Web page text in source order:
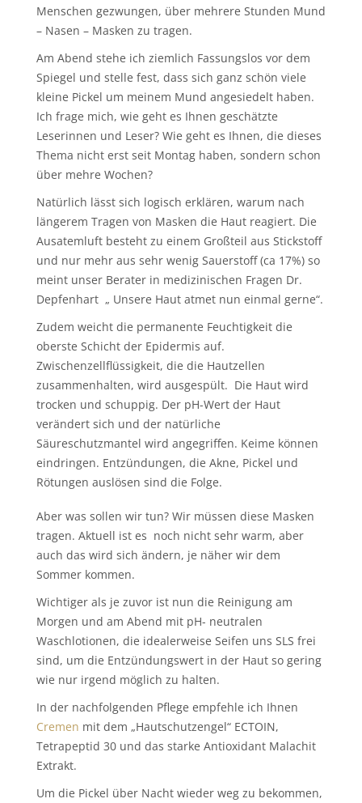
Menschen gezwungen, über mehrere Stunden Mund
– Nasen – Masken zu tragen.
Am Abend stehe ich ziemlich Fassungslos vor dem
Spiegel und stelle fest, dass sich ganz schön viele
kleine Pickel um meinem Mund angesiedelt haben.
Ich frage mich, wie geht es Ihnen geschätzte
Leserinnen und Leser? Wie geht es Ihnen, die dieses
Thema nicht erst seit Montag haben, sondern schon
über mehre Wochen?
Natürlich lässt sich logisch erklären, warum nach
längerem Tragen von Masken die Haut reagiert. Die
Ausatemluft besteht zu einem Großteil aus Stickstoff
und nur mehr aus sehr wenig Sauerstoff (ca 17%) so
meint unser Berater in medizinischen Fragen Dr.
Depfenhart „ Unsere Haut atmet nun einmal gerne“.
Zudem weicht die permanente Feuchtigkeit die
oberste Schicht der Epidermis auf.
Zwischenzellflüssigkeit, die die Hautzellen
zusammenhalten, wird ausgespült. Die Haut wird
trocken und schuppig. Der pH-Wert der Haut
verändert sich und der natürliche
Säureschutzmantel wird angegriffen. Keime können
eindringen. Entzündungen, die Akne, Pickel und
Rötungen auslösen sind die Folge.
Aber was sollen wir tun? Wir müssen diese Masken
tragen. Aktuell ist es noch nicht sehr warm, aber
auch das wird sich ändern, je näher wir dem
Sommer kommen.
Wichtiger als je zuvor ist nun die Reinigung am
Morgen und am Abend mit pH- neutralen
Waschlotionen, die idealerweise Seifen uns SLS frei
sind, um die Entzündungswert in der Haut so gering
wie nur irgend möglich zu halten.
In der nachfolgenden Pflege empfehle ich Ihnen
Cremen mit dem „Hautschutzengel“ ECTOIN,
Tetrapeptid 30 und das starke Antioxidant Malachit
Extrakt.
Um die Pickel über Nacht wieder weg zu bekommen,